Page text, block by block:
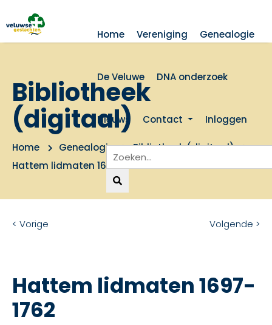
Home Vereniging Genealogie
De Veluwe DNA onderzoek
Nieuws Contact Inloggen
Bibliotheek
(digitaal)
Home Genealogie
Bibliotheek (digitaal)
Hattem lidmaten 1697-1762
< Vorige Volgende >
Hattem lidmaten 1697-
1762